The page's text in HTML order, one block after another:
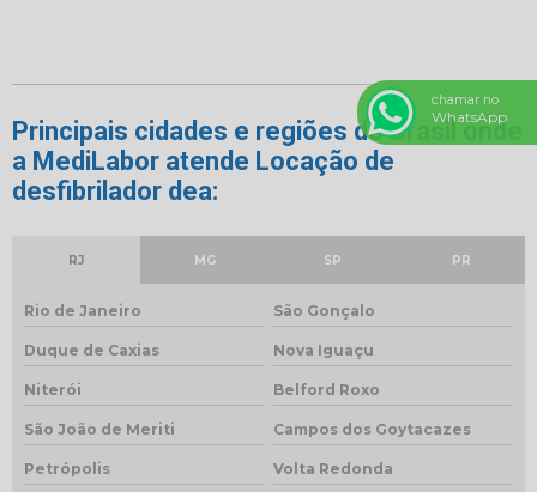
Principais cidades e regiões do Brasil onde
a MediLabor atende Locação de
desfibrilador dea:
RJ MG SP PR
Rio de Janeiro São Gonçalo
Duque de Caxias Nova Iguaçu
Niterói Belford Roxo
São João de Meriti Campos dos Goytacazes
Petrópolis Volta Redonda
chamar no
WhatsApp